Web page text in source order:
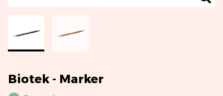
Biotek - Marker